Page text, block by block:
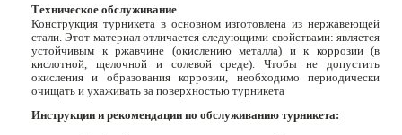
Техническое обслуживание
Конструкция турникета в основном изготовлена из нержавеющей
стали. Этот материал отличается следующими свойствами: является
устойчивым к ржавчине (окислению металла) и к коррозии (в
кислотной, щелочной и солевой среде). Чтобы не допустить
окисления и образования коррозии, необходимо периодически
очищать и ухаживать за поверхностью турникета
Инструкции и рекомендации по обслуживанию турникета: